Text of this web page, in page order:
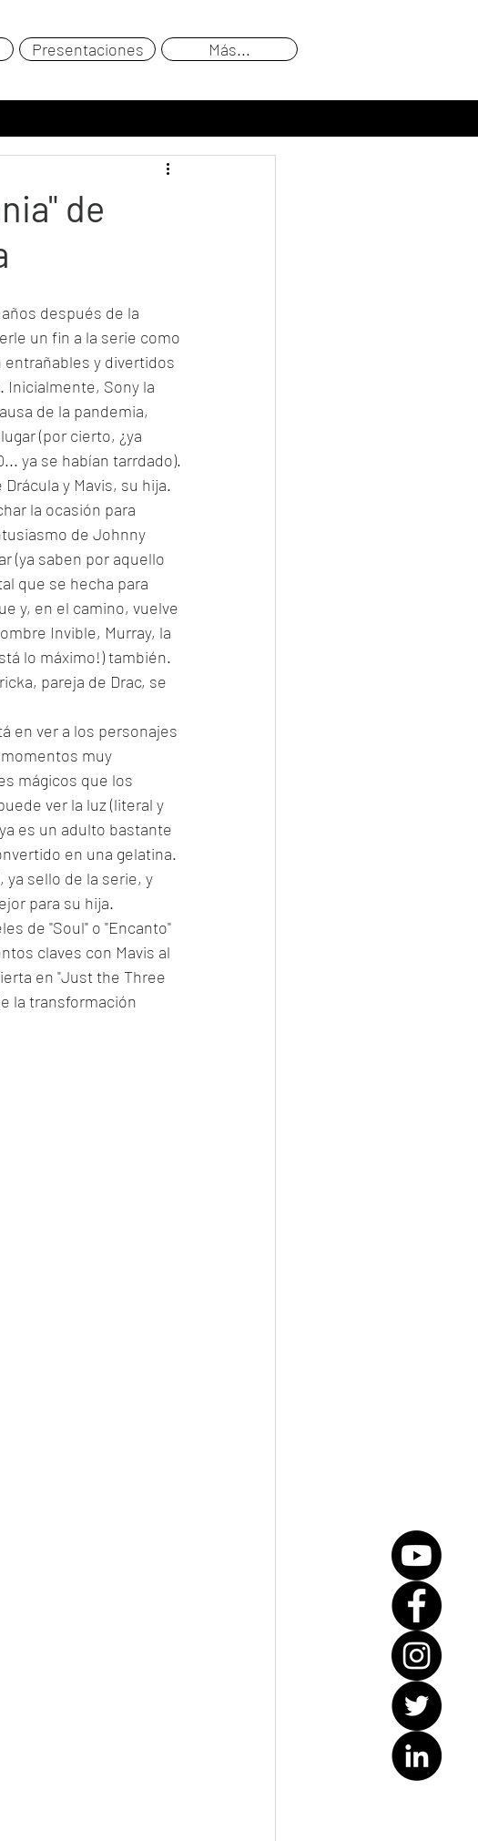
Presentaciones Más...
de
después de la
un fin a la serie como
y divertidos
Inicialmente, Sony la
de la pandemia,
(por cierto, ¿ya
ya se habían tarrdado).
y Mavis, su hija.
la ocasión para
de Johnny
(ya saben por aquello
que se hecha para
y, en el camino, vuelve
Invible, Murray, la
lo máximo!) también.
pareja de Drac, se
en ver a los personajes
muy
mágicos que los
ver la luz (literal y
es un adulto bastante
en una gelatina.
ya sello de la serie, y
para su hija.
de "Soul" o "Encanto"
claves con Mavis al
en "Just the Three
la transformación